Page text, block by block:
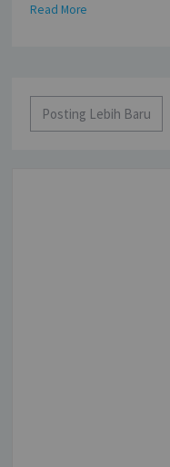
Read More
Posting Lebih Baru